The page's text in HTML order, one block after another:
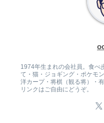
1974年生まれの会社員。食べ
て・猫・ジョギング・ポケモ
洋カープ・将棋（観る将）・
リンクはご自由にどうぞ。